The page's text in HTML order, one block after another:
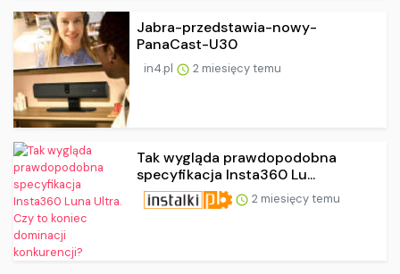
Jabra-przedstawia-nowy-
PanaCast-U30
in4.pl 2 miesięcy temu
Tak wygląda prawdopodobna
specyfikacja Insta360 Lu...
2 miesięcy temu